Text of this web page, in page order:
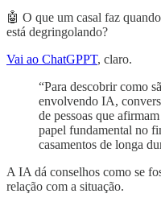
🤖 O que um casal faz
está degringolando?
Vai ao ChatGPPT, claro.
“Para descobrir como
envolvendo IA,
de pessoas que
papel fundamental no
casamentos de longa
A IA dá conselhos como se
relação com a situação.